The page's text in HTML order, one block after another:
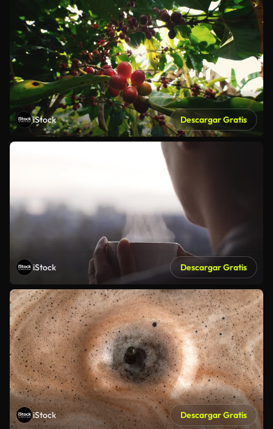
iStock Descargar Gratis
iStock Descargar Gratis
iStock Descargar Gratis